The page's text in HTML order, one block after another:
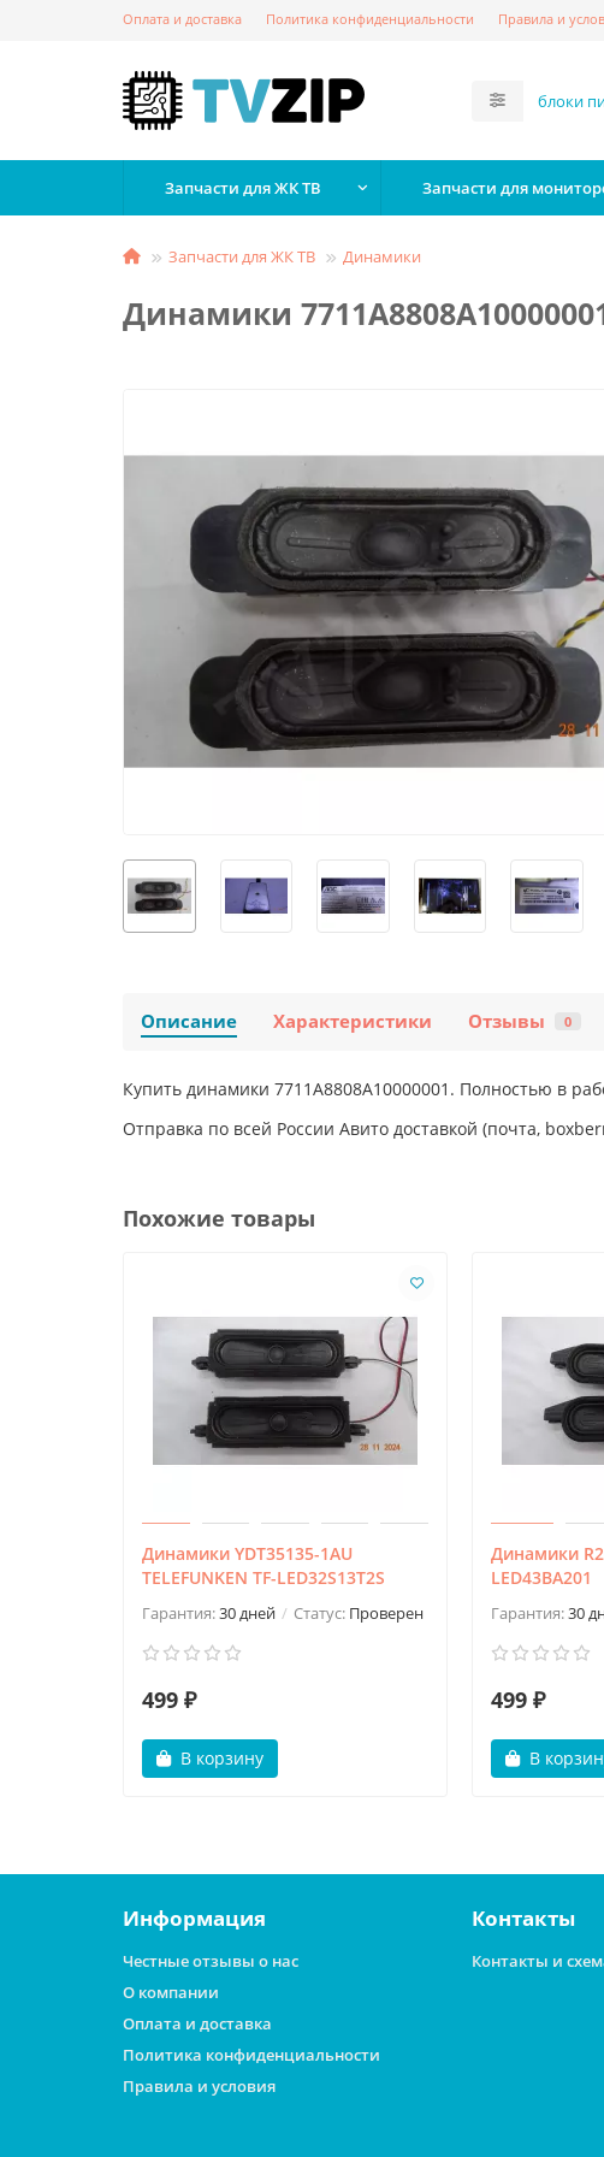
Оплата и доставка Политика конфиденциальности Правила и
Запчасти для ЖК ТВ Запчасти для
Запчасти для ЖК ТВ Динамики
Динамики
Описание Характеристики Отзывы 0
Купить динамики 7711A8808A10000001. Полностью в
Отправка по всей России Авито доставкой (почта,
Похожие товары
Динамики YDT35135-1AU
TELEFUNKEN TF-LED32S13T2S
Гарантия:30 дней Статус: Проверен
499 ₽
В корзину
Динамики
LED43BA201
Гарантия:30
499 ₽
В
Информация
Честные отзывы о нас
О компании
Оплата и доставка
Политика конфиденциальности
Правила и условия
Контакты
Контакты и